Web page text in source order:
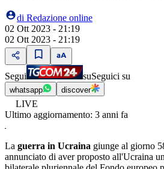
di Redazione online
02 Ott 2023 - 21:19
02 Ott 2023 - 21:19
Segui suSeguici su
whatsapp discover
LIVE
Ultimo aggiornamento: 3 anni fa
La guerra in Ucraina giunge al giorno
annunciato di aver proposto all'Ucraina